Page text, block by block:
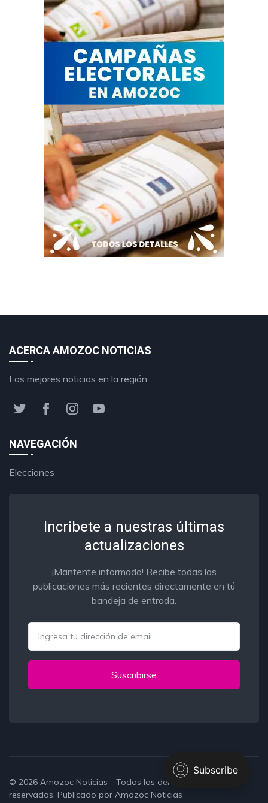
ACERCA AMOZOC NOTICIAS
Las mejores noticias en la región
NAVEGACIÓN
Elecciones
Incribete a nuestras últimas
actualizaciones
¡Mantente informado! Recibe todas las
publicaciones más recientes directamente en tú
bandeja de entrada.
Suscribirse
© 2026 Amozoc Noticias - Todos los derechos
reservados. Publicado por Amozoc Noticias